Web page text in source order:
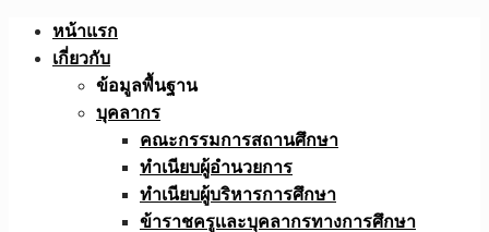
Skip
หน้าแรก
เกี่ยวกับ
ข้อมูลพื้นฐาน
บุคลากร
คณะกรรมการสถานศึกษา
ทำเนียบผู้อำนวยการ
ทำเนียบผู้บริหารการศึกษา
ข้าราชครูเเละบุคลากรทางการศึกษา